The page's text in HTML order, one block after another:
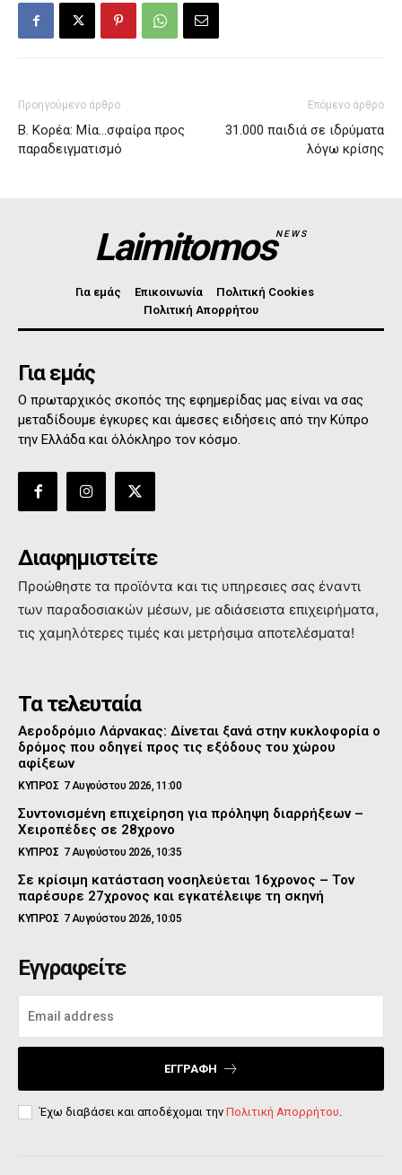
Προηγούμενο άρθρο
Β. Κορέα: Μία…σφαίρα προς
παραδειγματισμό
Επόμενο άρθρο
31.000 παιδιά σε ιδρύματα
λόγω κρίσης
LaimitomosNEWS
Για εμάς Επικοινωνία
Πολιτική Cookies
Πολιτική Απορρήτου
Για εμάς
Ο πρωταρχικός σκοπός της εφημερίδας μας είναι να σας
μεταδίδουμε έγκυρες και άμεσες ειδήσεις από την Κύπρο
την Ελλάδα και όλόκληρο τον κόσμο.
Διαφημιστείτε
Προώθηστε τα προϊόντα και τις υπηρεσιες σας έναντι
των παραδοσιακών μέσων, με αδιάσειστα επιχειρήματα,
τις χαμηλότερες τιμές και μετρήσιμα αποτελέσματα!
Τα τελευταία
Αεροδρόμιο Λάρνακας: Δίνεται ξανά στην κυκλοφορία ο
δρόμος που οδηγεί προς τις εξόδους του χώρου
αφίξεων
ΚΥΠΡΟΣ 7 Αυγούστου 2026, 11:00
Συντονισμένη επιχείρηση για πρόληψη διαρρήξεων –
Χειροπέδες σε 28χρονο
ΚΥΠΡΟΣ 7 Αυγούστου 2026, 10:35
Σε κρίσιμη κατάσταση νοσηλεύεται 16χρονος – Τον
παρέσυρε 27χρονος και εγκατέλειψε τη σκηνή
ΚΥΠΡΟΣ 7 Αυγούστου 2026, 10:05
Εγγραφείτε
ΕΓΓΡΑΦΉ
Έχω διαβάσει και αποδέχομαι την Πολιτική Απορρήτου.